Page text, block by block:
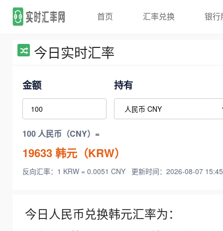
首页 汇率兑换 银行
今日实时汇率
金额 持有
100 人民币（CNY）=
19633韩元（KRW）
反向汇率：1 KRW = 0.0051 CNY 更新时间：2026-08-07
今日人民币兑换韩元汇率为：